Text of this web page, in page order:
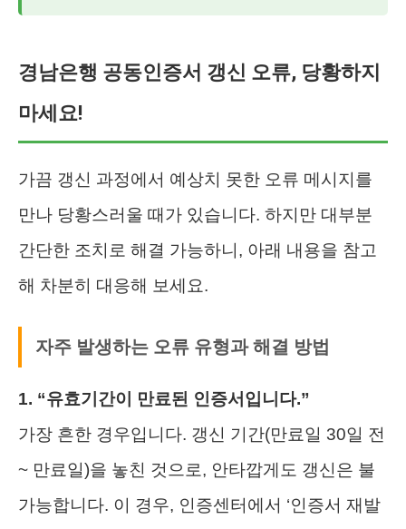
경남은행 공동인증서 갱신 오류, 당황하지
마세요!
가끔 갱신 과정에서 예상치 못한 오류 메시지를
만나 당황스러울 때가 있습니다. 하지만 대부분
간단한 조치로 해결 가능하니, 아래 내용을 참고
해 차분히 대응해 보세요.
자주 발생하는 오류 유형과 해결 방법
1. “유효기간이 만료된 인증서입니다.”
가장 흔한 경우입니다. 갱신 기간(만료일 30일 전
~ 만료일)을 놓친 것으로, 안타깝게도 갱신은 불
가능합니다. 이 경우, 인증센터에서 ‘인증서 재발